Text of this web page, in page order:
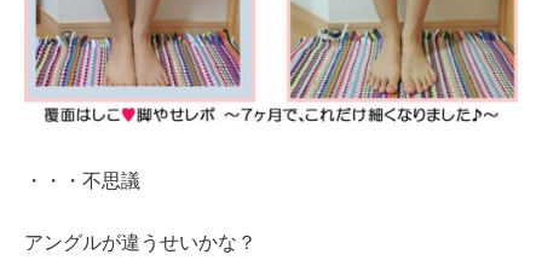
・・・不思議
アングルが違うせいかな？